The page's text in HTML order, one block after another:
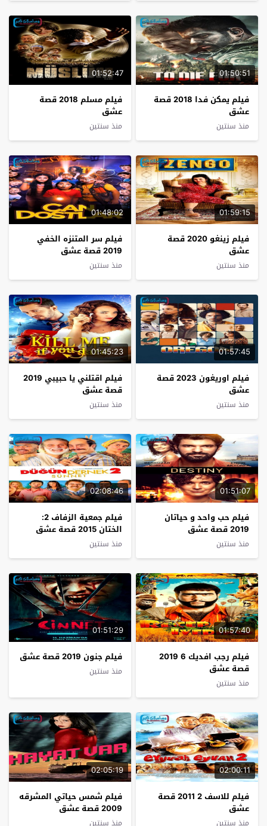
01:50:51
فيلم يمكن فدا 2018 قصة
عشق
منذ سنتين
01:52:47
فيلم مسلم 2018 قصة
عشق
منذ سنتين
01:59:15
فيلم زينغو 2020 قصة
عشق
منذ سنتين
01:48:02
فيلم سر المتنزه الخفي
2019 قصة عشق
منذ سنتين
01:57:45
فيلم اوريغون 2023 قصة
عشق
منذ سنتين
01:45:23
فيلم اقتلني يا حبيبي 2019
قصة عشق
منذ سنتين
01:51:07
فيلم حب واحد و حياتان
2019 قصة عشق
منذ سنتين
02:08:46
فيلم جمعية الزفاف 2:
الختان 2015 قصة عشق
منذ سنتين
01:57:40
فيلم رجب افديك 6 2019
قصة عشق
منذ سنتين
01:51:29
فيلم جنون 2019 قصة عشق
منذ سنتين
02:00:11
فيلم للاسف 2 2011 قصة
عشق
منذ سنتين
02:05:19
فيلم شمس حياتي المشرقه
2009 قصة عشق
منذ سنتين